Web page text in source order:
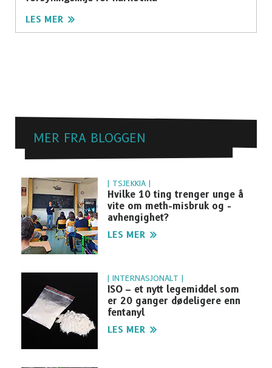
LES MER
MER FRA BLOGGEN
| TSJEKKIA |
Hvilke 10 ting trenger unge å
vite om meth-misbruk og -
avhengighet?
LES MER
| INTERNASJONALT |
ISO – et nytt legemiddel som
er 20 ganger dødeligere enn
fentanyl
LES MER